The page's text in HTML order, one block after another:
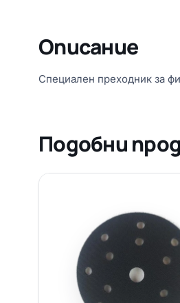
Описание
Специален преходник за
Подобни